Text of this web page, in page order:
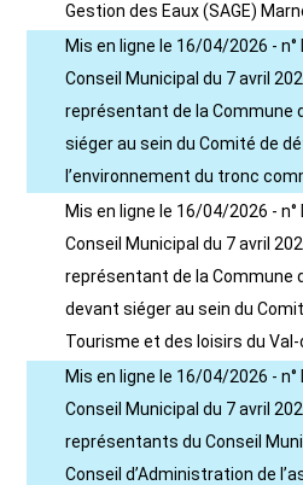
Gestion des Eaux (SAGE)
Mis en ligne le 16/04/2026 - n°
Conseil Municipal du 7 avril
représentant de la Commune
siéger au sein du Comité de
l’environnement du tronc
Mis en ligne le 16/04/2026 - n°
Conseil Municipal du 7 avril
représentant de la Commune
devant siéger au sein du
Tourisme et des loisirs du Val-
Mis en ligne le 16/04/2026 - n°
Conseil Municipal du 7 avril
représentants du Conseil
Conseil d’Administration de